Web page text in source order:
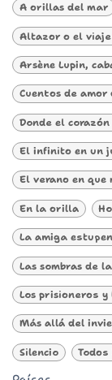
A orillas del mar
Altazor o el viaje
Arsène Lupin,
Cuentos de
Donde el
El infinito en un
El verano en que
En la orilla
La amiga
Las sombras de
Los prisioneros
Más allá del
Silencio